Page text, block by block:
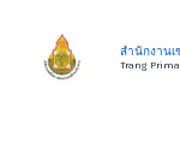
content
สำนักงาน
Trang